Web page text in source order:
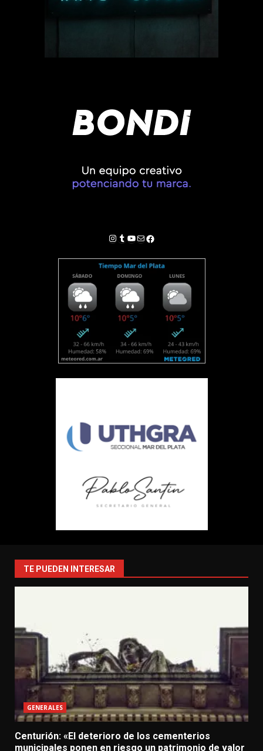
Instagram
Tumblr
YouTube
Correo electrónico
Facebook
TE PUEDEN INTERESAR
GENERALES
Centurión: «El deterioro de los cementerios
municipales ponen en riesgo un patrimonio de valor